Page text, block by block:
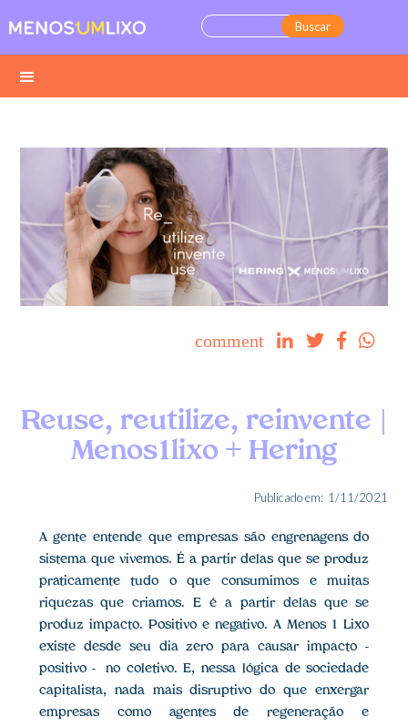
comment    
Reuse, reutilize, reinvente |
Menos1lixo + Hering
Publicado em: 1/11/2021
A gente entende que empresas são engrenagens do
sistema que vivemos. É a partir delas que se produz
praticamente tudo o que consumimos e muitas
riquezas que criamos. E é a partir delas que se
produz impacto. Positivo e negativo. A Menos 1 Lixo
existe desde seu dia zero para causar impacto -
positivo - no coletivo. E, nessa lógica de sociedade
capitalista, nada mais disruptivo do que enxergar
empresas como agentes de regeneração e